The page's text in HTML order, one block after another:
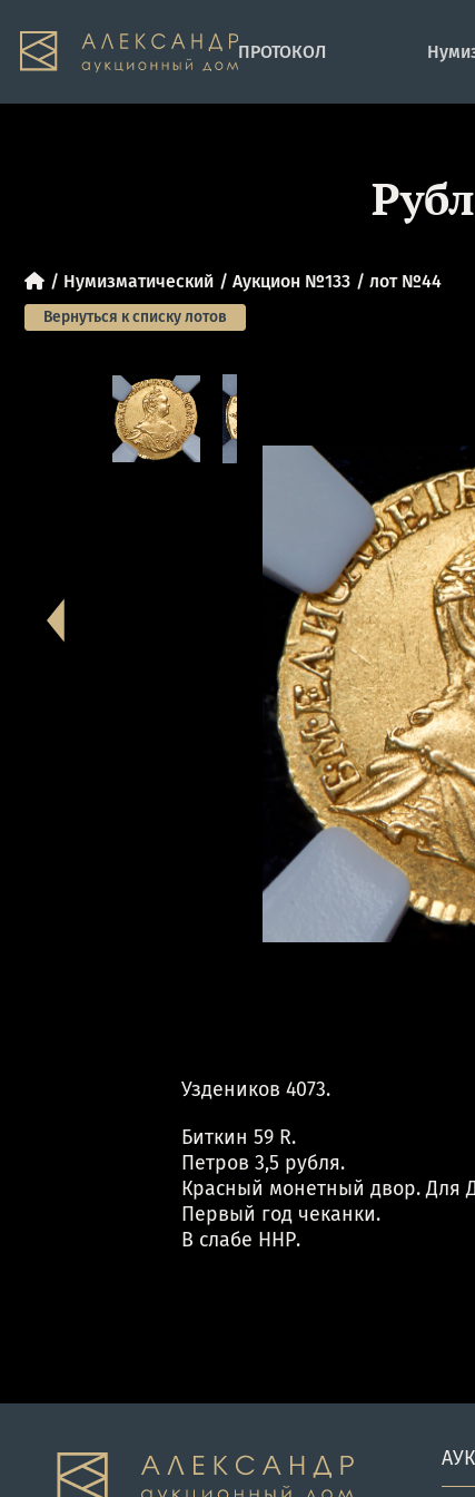
ПРОТОКОЛ
Нумизматический Аукцион №133 лот №44
Вернуться к списку лотов
Уздеников 4073.
Биткин 59 R.
Петров 3,5 рубля.
Красный монетный двор. Для
Первый год чеканки.
В слабе ННР.